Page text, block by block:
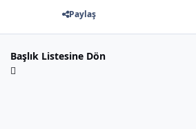
Paylaş
Başlık Listesine Dön